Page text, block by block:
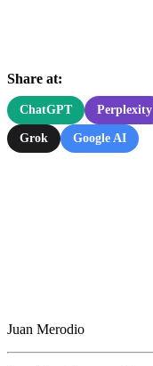
Share at:
ChatGPT Perplexity
Grok Google AI
Juan Merodio